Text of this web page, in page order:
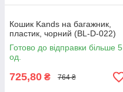
Кошик Kands на багажник,
пластик, чорний (BL-D-022)
Готово до відправки більше 5
од.
725,80 ₴ 764 ₴